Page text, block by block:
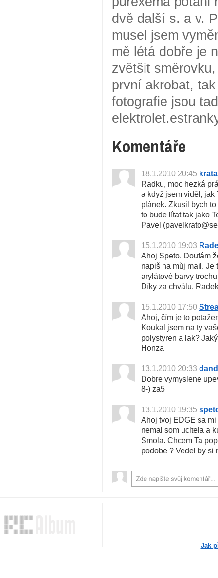
dvě další s. a v.
musel jsem
mě létá dobře je
zvětšit
první akrobat,
fotografie jsou
Komentáře
18.1.2010 20:45
Radku, moc hezká
a když jsem viděl, jak
plánek. Zkusil bych
to bude lítat tak jako
Pavel
15.1.2010 19:03
Ahoj Speto. Doufám
napiš na můj mail. Je
arylátové barvy
Díky za chválu.
15.1.2010 17:50
Ahoj, čím je to
Koukal jsem na ty
polystyren a lak?
Honza
13.1.2010 20:33
Dobre vymyslene
8-) za5
13.1.2010 19:35
Ahoj tvoj EDGE sa
nemal som ucitela a
Smola. Chcem Ta
podobe ? Vedel by si
Jak